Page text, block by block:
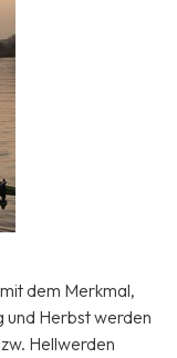
dem Merkmal,
und Herbst werden
Hellwerden